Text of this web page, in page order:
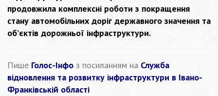
продовжила комплексні роботи з покращення
стану автомобільних доріг державного значення та
об’єктів дорожньої інфраструктури.
Пише Голос-Інфо з посиланням на Служба
відновлення та розвитку інфраструктури в Івано-
Франківській області